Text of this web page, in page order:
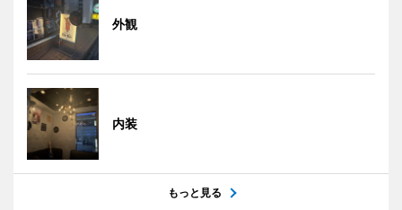
外観
内装
もっと見る